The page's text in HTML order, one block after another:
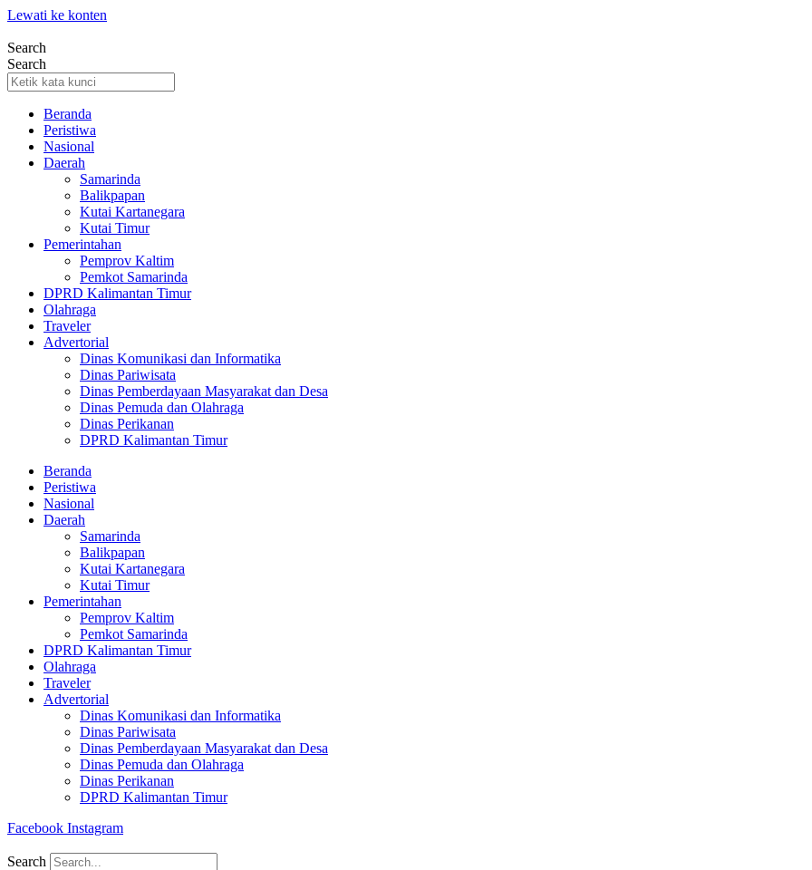
Lewati ke konten
Search
Search
Beranda
Peristiwa
Nasional
Daerah
Samarinda
Balikpapan
Kutai Kartanegara
Kutai Timur
Pemerintahan
Pemprov Kaltim
Pemkot Samarinda
DPRD Kalimantan Timur
Olahraga
Traveler
Advertorial
Dinas Komunikasi dan Informatika
Dinas Pariwisata
Dinas Pemberdayaan Masyarakat dan Desa
Dinas Pemuda dan Olahraga
Dinas Perikanan
DPRD Kalimantan Timur
Beranda
Peristiwa
Nasional
Daerah
Samarinda
Balikpapan
Kutai Kartanegara
Kutai Timur
Pemerintahan
Pemprov Kaltim
Pemkot Samarinda
DPRD Kalimantan Timur
Olahraga
Traveler
Advertorial
Dinas Komunikasi dan Informatika
Dinas Pariwisata
Dinas Pemberdayaan Masyarakat dan Desa
Dinas Pemuda dan Olahraga
Dinas Perikanan
DPRD Kalimantan Timur
Facebook Instagram
Search